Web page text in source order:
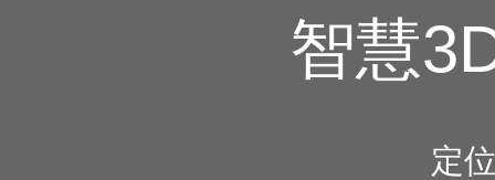
智慧
定